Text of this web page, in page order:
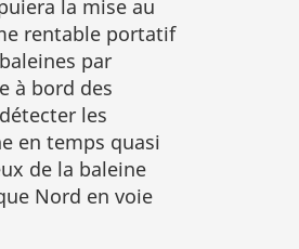
la mise au
rentable portatif
par
à bord des
les
en temps quasi
de la baleine
Nord en voie